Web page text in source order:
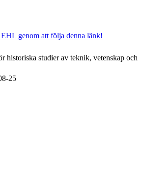
genom att följa denna länk!
historiska studier av teknik, vetenskap och
25